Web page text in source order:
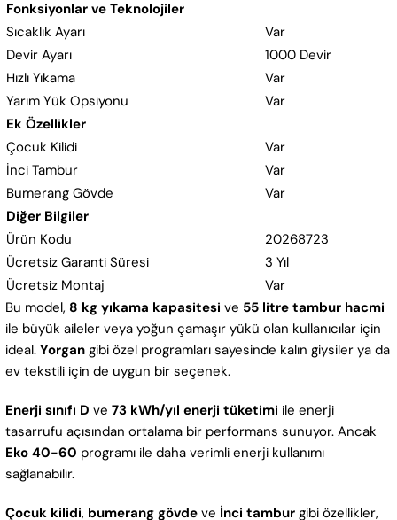
Fonksiyonlar ve Teknolojiler
Sıcaklık Ayarı
Var
Devir Ayarı
1000 Devir
Hızlı Yıkama
Var
Yarım Yük Opsiyonu
Var
Ek Özellikler
Çocuk Kilidi
Var
İnci Tambur
Var
Bumerang Gövde
Var
Diğer Bilgiler
Ürün Kodu
20268723
Ücretsiz Garanti Süresi
3 Yıl
Ücretsiz Montaj
Var
Bu model, 8 kg yıkama kapasitesi ve 55 litre tambur hacmi
ile büyük aileler veya yoğun çamaşır yükü olan kullanıcılar için
ideal. Yorgangibi özel programları sayesinde kalın giysiler ya da
ev tekstili için de uygun bir seçenek.
Enerji sınıfı D ve 73 kWh/yıl enerji tüketimi ile enerji
tasarrufu açısından ortalama bir performans sunuyor. Ancak
Eko 40-60 programı ile daha verimli enerji kullanımı
sağlanabilir.
Çocuk kilidi, bumerang gövdeve İnci tamburgibi özellikler,